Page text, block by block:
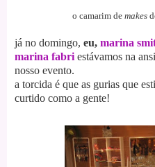
o camarim de makes
já no domingo, eu, marina
marina fabri estávamos na
nosso evento.
a torcida é que as gurias que
curtido como a gente!